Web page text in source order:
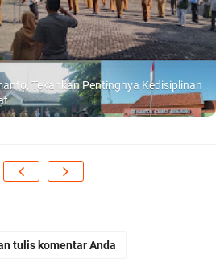
Tekankan Pentingnya Kedisiplinan
tulis komentar Anda